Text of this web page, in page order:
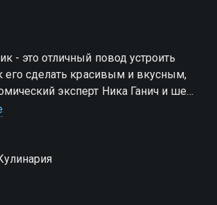
- это отличный повод устроить
его сделать красивым и вкусным,
эксперт Ника Ганич и шеф-
Мосин. Их рецепты помогут сделать
1 сезон сериала Вкус праздника
бесплатно в хорошем HD